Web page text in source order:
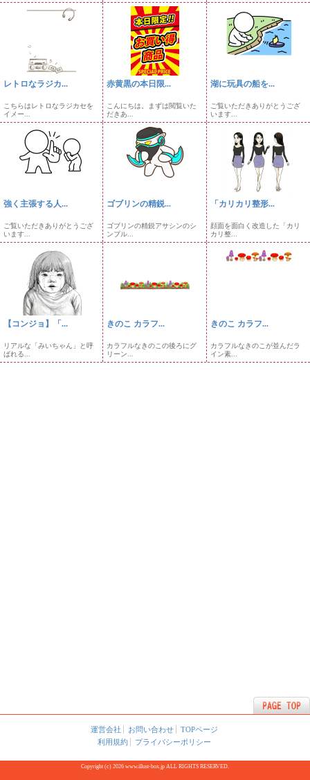
レトロなラジカ...
こちらはレトロなラジカセを
イメー...
赤黄黒の本日限...
こんにちは。まずは閲覧いた
だきあ...
湖に玩具の船を...
ご覧いただきありがとうござ
います...
強く主張する人...
ご覧いただきありがとうござ
います...
ゴブリンの精鋭...
ゴブリンの精鋭アサシンのシ
ンプル...
「カリカリ整形...
顔面を面白く改造した「カリ
カリ整...
【コンジョ】「...
リアルな「みいちゃん」と呼
ばれる...
きのこ カラフ...
カラフルなきのこの後ろにグ
リーン...
きのこ カラフ...
カラフルなきのこが並んだラ
イン素...
運営会社 お問い合わせ
TOPページ
利用規約
プライバシーポリシー
Copyright (c) 2026 www.illust-box.jp ALL RIGHTS RESERVED.